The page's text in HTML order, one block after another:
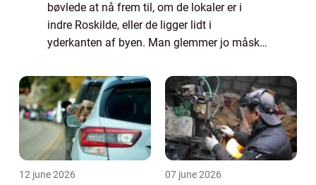
bøvlede at nå frem til, om de lokaler er i
indre Roskilde, eller de ligger lidt i
yderkanten af byen. Man glemmer jo måske
mellem København og Roskilde, og hvis vi ...
12 june 2026 07 june 2026